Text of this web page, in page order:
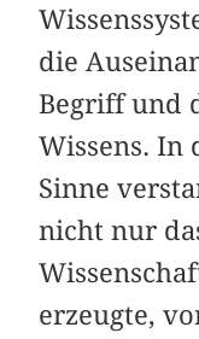
die
Begriff und
Wissens. In
Sinne
nicht nur
erzeugte,